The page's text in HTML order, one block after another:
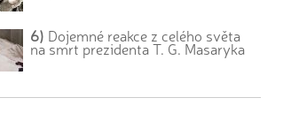
6) Dojemné reakce z celého světa
na smrt prezidenta T. G. Masaryka